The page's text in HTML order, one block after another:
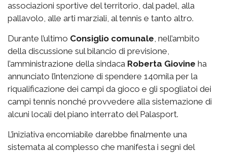
associazioni sportive del territorio, dal padel, alla
pallavolo, alle arti marziali, al tennis e tanto altro.
Durante l’ultimo Consiglio comunale, nell’ambito
della discussione sul bilancio di previsione,
l’amministrazione della sindaca Roberta Giovine ha
annunciato l’intenzione di spendere 140mila per la
riqualificazione dei campi da gioco e gli spogliatoi dei
campi tennis nonché provvedere alla sistemazione di
alcuni locali del piano interrato del Palasport.
L’iniziativa encomiabile darebbe finalmente una
sistemata al complesso che manifesta i segni del